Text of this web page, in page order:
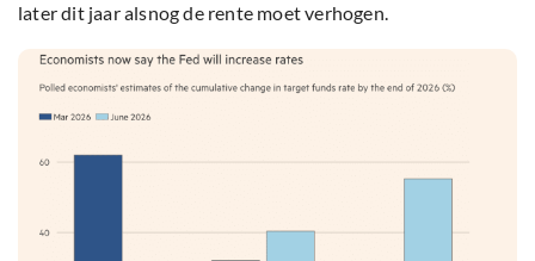
later dit jaar alsnog de rente moet verhogen.